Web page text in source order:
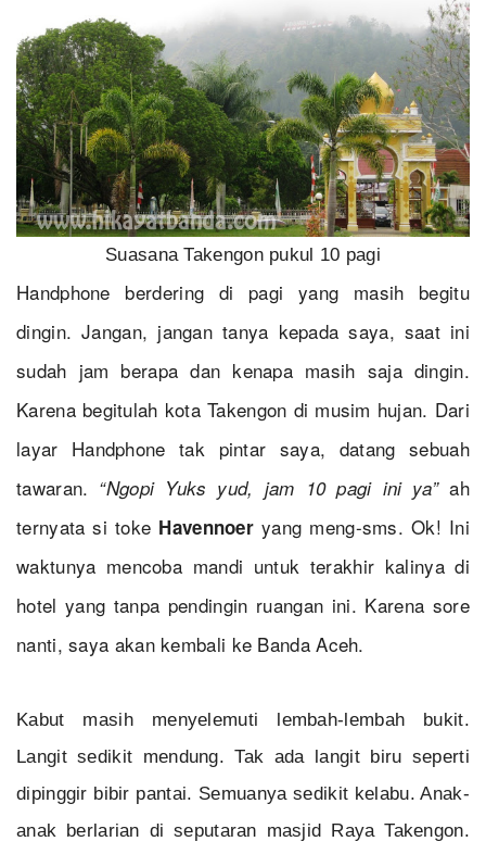
Suasana Takengon pukul 10 pagi
Handphone berdering di pagi yang masih begitu
dingin. Jangan, jangan tanya kepada saya, saat ini
sudah jam berapa dan kenapa masih saja dingin.
Karena begitulah kota Takengon di musim hujan. Dari
layar Handphone tak pintar saya, datang sebuah
tawaran. “Ngopi Yuks yud, jam 10 pagi ini ya”ah
ternyata si toke Havennoer yang meng-sms. Ok! Ini
waktunya mencoba mandi untuk terakhir kalinya di
hotel yang tanpa pendingin ruangan ini. Karena sore
nanti, saya akan kembali ke Banda Aceh.
Kabut masih menyelemuti lembah-lembah bukit.
Langit sedikit mendung. Tak ada langit biru seperti
dipinggir bibir pantai. Semuanya sedikit kelabu. Anak-
anak berlarian di seputaran masjid Raya Takengon.